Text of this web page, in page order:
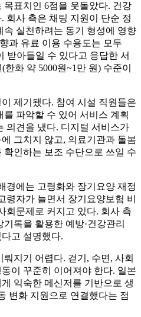
목표치인 6점을 웃돌았다. 건강
회사 측은 채팅 지원이 단순 정
속 실천하려는 동기 형성에 영향
과 유료 이용 수용도는 모두
받아들일 수 있다고 응답한 서
화 약 5000원~1만 원) 수준이
제기됐다. 참여 시설 직원들은
파악할 수 있어 서비스 계획
의견을 냈다. 디지털 서비스가
그치지 않고, 의료기관과 돌봄
인하는 보조 수단으로 쓰일 수
경에는 고령화와 장기요양 재정
령자가 늘면서 장기요양보험 비
회문제로 커지고 있다. 회사 측
록을 활용한 예방·건강관리
고 설명했다.
지기 어렵다. 걷기, 수면, 사회
이 꾸준히 이어져야 한다. 일본
익숙한 메신저를 기반으로 생
변화 지원으로 연결했다는 점